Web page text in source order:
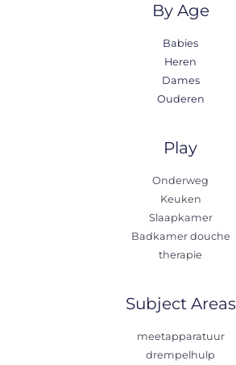
By Age
Babies
Heren
Dames
Ouderen
Play
Onderweg
Keuken
Slaapkamer
Badkamer douche
therapie
Subject Areas
meetapparatuur
drempelhulp